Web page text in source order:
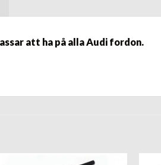
att ha på alla Audi fordon.